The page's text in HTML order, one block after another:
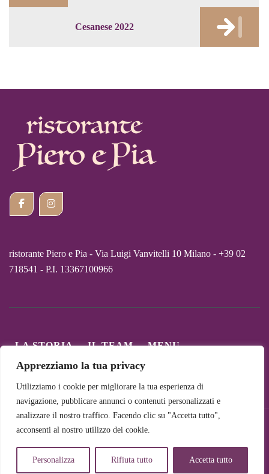
Apprezziamo la tua privacy
Utilizziamo i cookie per migliorare la tua esperienza di
navigazione, pubblicare annunci o contenuti personalizzati e
analizzare il nostro traffico. Facendo clic su "Accetta tutto",
acconsenti al nostro utilizzo dei cookie.
Personalizza Rifiuta tutto Accetta tutto
Cesanese 2022
ristorante Piero e Pia - Via Luigi Vanvitelli 10 Milano - +39 02
718541 - P.I. 13367100966
LA STORIA IL TEAM
MENU
CARTA DEI VINI
COLLABORAZIONI
© Copyright 2026. All Rights Reserved. Powered by UFOLAB
mar sab 12.30 14.00 19.30 22 dom 12.30 14.00